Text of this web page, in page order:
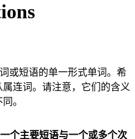
或短语的单一形式单词。希
连词。请注意，它们的含义
。
个主要短语与一个或多个次